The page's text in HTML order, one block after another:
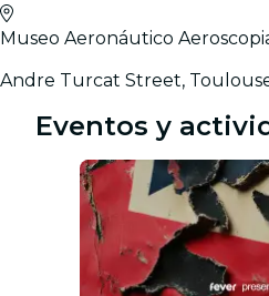
Museo Aeronáutico
Andre Turcat Street,
Eventos y